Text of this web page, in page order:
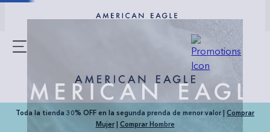
Toda la tienda 30% OFF en la segunda prenda de menor valor | Comprar
Mujer| Comprar Hombre